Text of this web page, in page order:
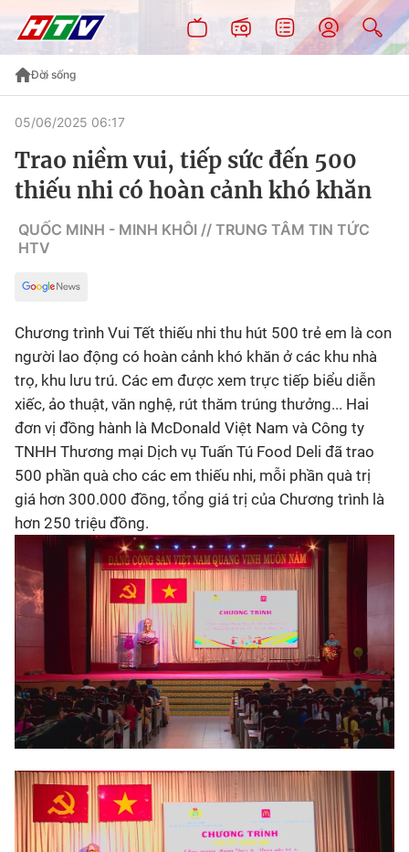
Đời sống
05/06/2025 06:17
Trao niềm vui, tiếp sức đến 500
thiếu nhi có hoàn cảnh khó khăn
QUỐC MINH - MINH KHÔI // TRUNG TÂM TIN TỨC
HTV
Chương trình Vui Tết thiếu nhi thu hút 500 trẻ em là con
người lao động có hoàn cảnh khó khăn ở các khu nhà
trọ, khu lưu trú. Các em được xem trực tiếp biểu diễn
xiếc, ảo thuật, văn nghệ, rút thăm trúng thưởng... Hai
đơn vị đồng hành là McDonald Việt Nam và Công ty
TNHH Thương mại Dịch vụ Tuấn Tú Food Deli đã trao
500 phần quà cho các em thiếu nhi, mỗi phần quà trị
giá hơn 300.000 đồng, tổng giá trị của Chương trình là
hơn 250 triệu đồng.